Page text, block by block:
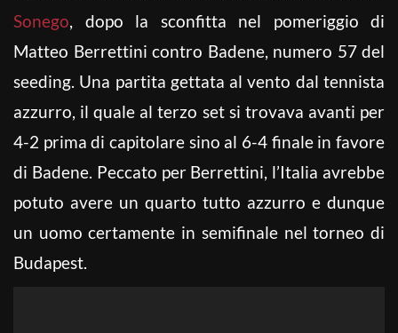
Sonego, dopo la sconfitta nel pomeriggio di
Matteo Berrettini contro Badene, numero 57 del
seeding. Una partita gettata al vento dal tennista
azzurro, il quale al terzo set si trovava avanti per
4-2 prima di capitolare sino al 6-4 finale in favore
di Badene. Peccato per Berrettini, l’Italia avrebbe
potuto avere un quarto tutto azzurro e dunque
un uomo certamente in semifinale nel torneo di
Budapest.